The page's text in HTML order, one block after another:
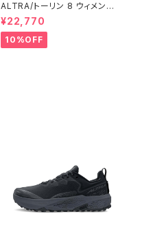
ALTRA/トーリン 8 ウィメン
ズ Black/Black
¥22,770
10%OFF